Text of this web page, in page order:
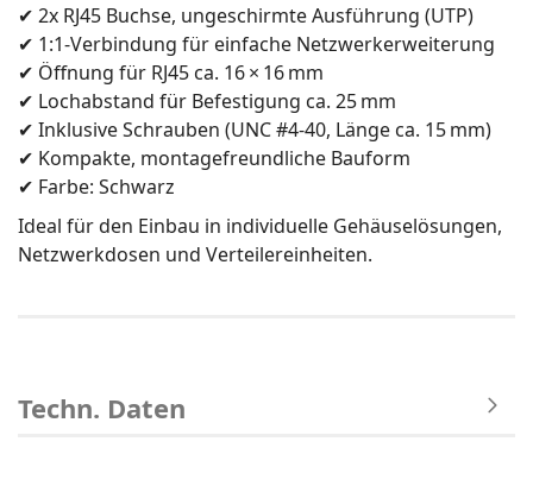
✔ 2x RJ45 Buchse, ungeschirmte Ausführung (UTP)
✔ 1:1-Verbindung für einfache Netzwerkerweiterung
✔ Öffnung für RJ45 ca. 16 × 16 mm
✔ Lochabstand für Befestigung ca. 25 mm
✔ Inklusive Schrauben (UNC #4-40, Länge ca. 15 mm)
✔ Kompakte, montagefreundliche Bauform
✔ Farbe: Schwarz
Ideal für den Einbau in individuelle Gehäuselösungen,
Netzwerkdosen und Verteilereinheiten.
Techn. Daten